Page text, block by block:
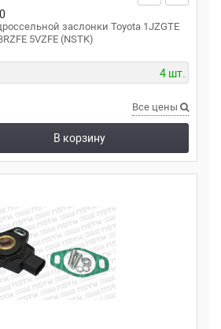
заслонки Toyota 1JZGTE
5VZFE (NSTK)
4 шт.
Все цены
В корзину